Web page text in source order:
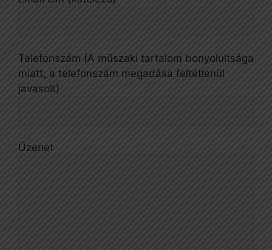
Telefonszám (A műszaki tartalom bonyolultsága
miatt, a telefonszám megadása feltétlenül
javasolt)
Üzenet